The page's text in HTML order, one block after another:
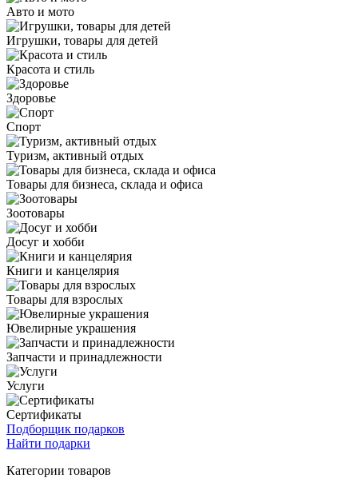
Авто и мото
Игрушки, товары для детей
Красота и стиль
Здоровье
Спорт
Туризм, активный отдых
Товары для бизнеса, склада и офиса
Зоотовары
Досуг и хобби
Книги и канцелярия
Товары для взрослых
Ювелирные украшения
Запчасти и принадлежности
Услуги
Сертификаты
Подборщик подарков
Найти подарки
Категории товаров